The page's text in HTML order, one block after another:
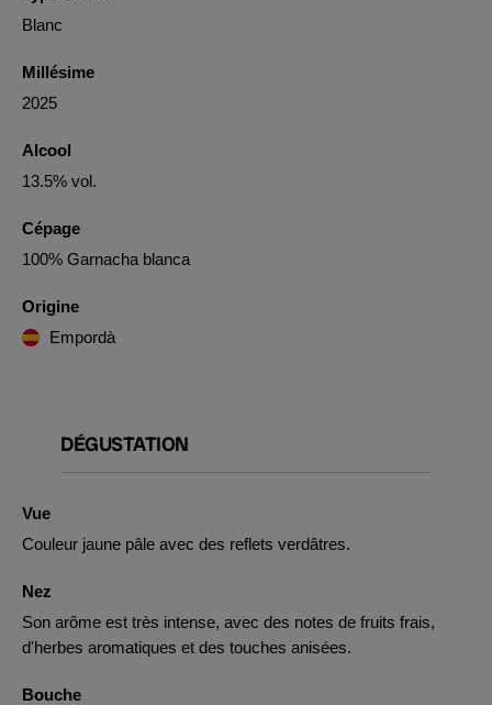
Blanc
Millésime
2025
Alcool
13.5% vol.
Cépage
100% Garnacha blanca
Origine
Empordà
DÉGUSTATION
Vue
Couleur jaune pâle avec des reflets verdâtres.
Nez
Son arôme est très intense, avec des notes de fruits frais,
d'herbes aromatiques et des touches anisées.
Bouche